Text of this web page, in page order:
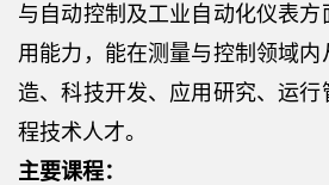
与自动控制及工业自动化仪表
用能力，能在测量与控制领域内
造、科技开发、应用研究、运行
程技术人才。
主要课程：